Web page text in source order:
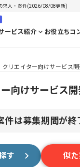
求人・案件(2026/08/08更新)
ービス紹介 お役立ちコ
クリエイター向けサービス
向けサービス
件は募集期間が終
す 似